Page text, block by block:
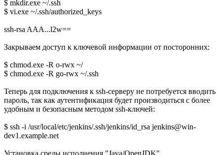
$ mkdir.exe ~/.ssh
$ vi.exe ~/.ssh/authorized_keys
ssh-rsa AAA...l2w==
Закрываем доступ к ключевой информации от посторонних:
$ chmod.exe -R o-rwx ~/
$ chmod.exe -R go-rwx ~/.ssh
Теперь для подключения к ssh-серверу не потребуется вводить
пароль, так как аутентификация будет производиться с более
удобным и безопасным методом ssh-ключей:
$ ssh -i /usr/local/etc/jenkins/.ssh/jenkins/id_rsa jenkins@win-
dev1.example.net
Установка среды исполнения "Java/OpenJDK".